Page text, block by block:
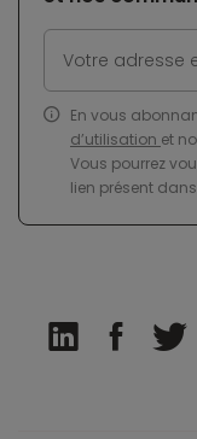
En vous
d’utilisation et
Vous pourrez
lien présent